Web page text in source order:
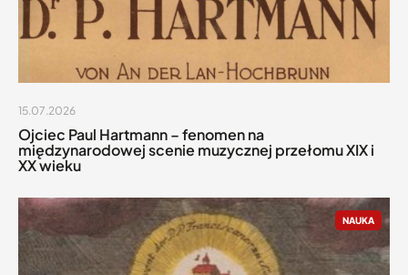
15.07.2026
Ojciec Paul Hartmann – fenomen na
międzynarodowej scenie muzycznej przełomu XIX i
XX wieku
NAUKA